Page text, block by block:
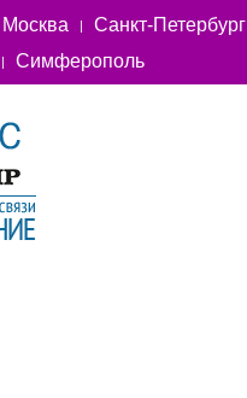
Москва Санкт-Петербург
Симферополь